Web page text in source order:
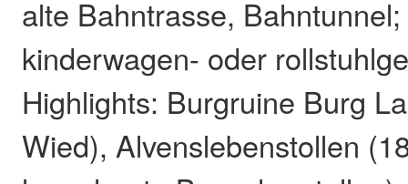
alte Bahntrasse,
kinderwagen- oder
Highlights: Burgruine Burg
Wied), Alvenslebenstollen